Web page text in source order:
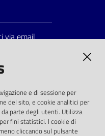
via email
direttiva
36/2006
e di sessione per
del sito, e cookie analitici per
parte degli utenti. Utilizza
fini statistici. I cookie di
cliccando sul pulsante